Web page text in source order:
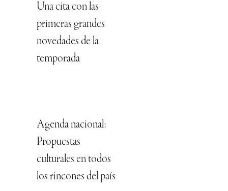
Una cita con las
primeras grandes
novedades de la
temporada
Agenda nacional:
Propuestas
culturales en todos
los rincones del país